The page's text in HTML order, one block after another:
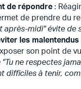
de répondre :
de prendre du
après-midi" évite de
les malentendus
son point de
ne respectes
difficiles à tenir,